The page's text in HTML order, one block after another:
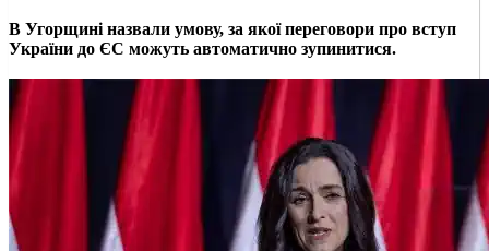
В Угорщині назвали умову, за якої переговори про вступ
України до ЄС можуть автоматично зупинитися.